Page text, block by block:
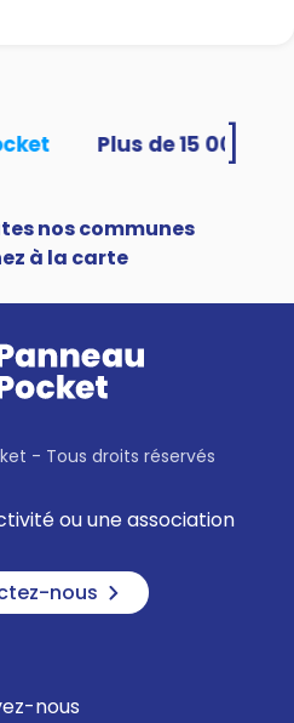
nos communes
à la carte
- Tous droits réservés
ou une association
nous
nous